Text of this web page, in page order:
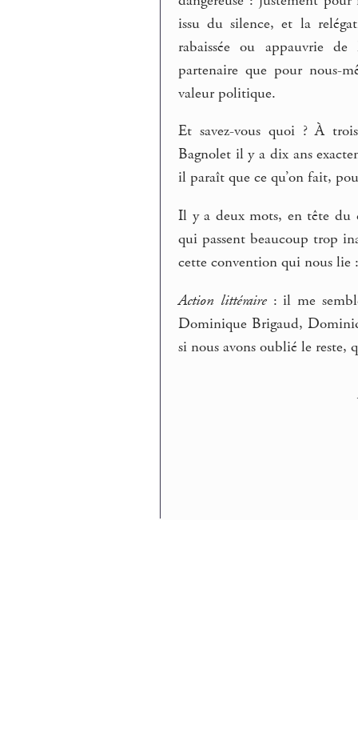
issu du silence, et la
rabaissée ou appauvrie
partenaire que pour nous-
valeur politique.
Et savez-vous quoi ? À
Bagnolet il y a dix ans
il paraît que ce qu’on fait,
Il y a deux mots, en tête du
qui passent beaucoup trop
cette convention qui nous lie
Action littéraire: il me
Dominique Brigaud,
si nous avons oublié le reste,